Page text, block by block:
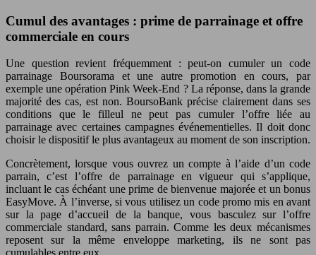
Cumul des avantages : prime de parrainage et offre
commerciale en cours
Une question revient fréquemment : peut-on cumuler un code
parrainage Boursorama et une autre promotion en cours, par
exemple une opération Pink Week-End ? La réponse, dans la grande
majorité des cas, est non. BoursoBank précise clairement dans ses
conditions que le filleul ne peut pas cumuler l’offre liée au
parrainage avec certaines campagnes événementielles. Il doit donc
choisir le dispositif le plus avantageux au moment de son inscription.
Concrètement, lorsque vous ouvrez un compte à l’aide d’un code
parrain, c’est l’offre de parrainage en vigueur qui s’applique,
incluant le cas échéant une prime de bienvenue majorée et un bonus
EasyMove. À l’inverse, si vous utilisez un code promo mis en avant
sur la page d’accueil de la banque, vous basculez sur l’offre
commerciale standard, sans parrain. Comme les deux mécanismes
reposent sur la même enveloppe marketing, ils ne sont pas